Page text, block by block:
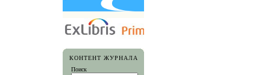
КОНТЕНТ ЖУРНАЛА
Поиск